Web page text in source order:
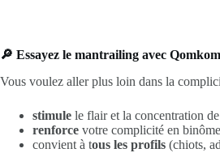
🔎 Essayez le mantrailing avec
Vous voulez aller plus loin dans la
stimule le flair et la concentration
renforce votre complicité en
convient à tous les profils (chiots,